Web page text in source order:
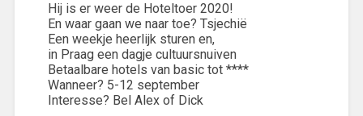
Hij is er weer de Hoteltoer 2020!
En waar gaan we naar toe? Tsjechië
Een weekje heerlijk sturen en,
in Praag een dagje cultuursnuiven
Betaalbare hotels van basic tot ****
Wanneer? 5-12 september
Interesse? Bel Alex of Dick